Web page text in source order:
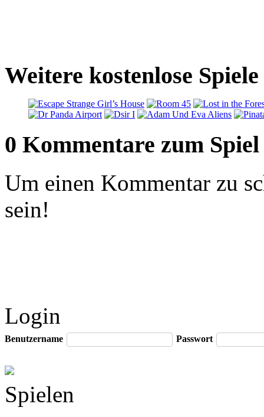
Weitere kostenlose
0 Kommentare zum Spiel
Um einen Kommentar zu
sein!
Login
Benutzername Passwort
Spielen